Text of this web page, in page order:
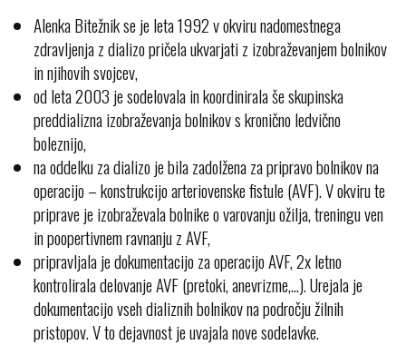
Alenka Bitežnik se je leta 1992 v okviru nadomestnega
zdravljenja z dializo pričela ukvarjati z izobraževanjem bolnikov
in njihovih svojcev,
od leta 2003 je sodelovala in koordinirala še skupinska
preddializna izobraževanja bolnikov s kronično ledvično
boleznijo,
na oddelku za dializo je bila zadolžena za pripravo bolnikov na
operacijo – konstrukcijo arteriovenske fistule (AVF). V okviru te
priprave je izobraževala bolnike o varovanju ožilja, treningu ven
in poopertivnem ravnanju z AVF,
pripravljala je dokumentacijo za operacijo AVF, 2x letno
kontrolirala delovanje AVF (pretoki, anevrizme,...). Urejala je
dokumentacijo vseh dializnih bolnikov na področju žilnih
pristopov. V to dejavnost je uvajala nove sodelavke.